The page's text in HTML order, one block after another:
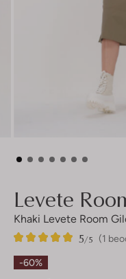
Levete
Khaki Levete Room
(1
5/5
1
5
Sterren
-60%